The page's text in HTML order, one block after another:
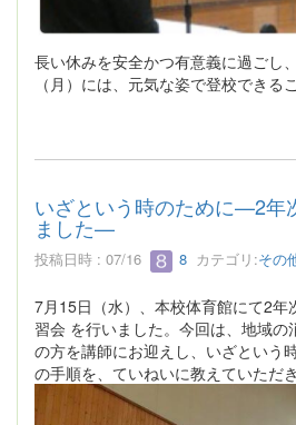
長い休みを安全かつ有意義に過ごし
（月）には、元気な姿で登校できる
いざという時のために—2年
ました—
投稿日時 : 07/16 8 カテゴリ:その
7月15日（水）、本校体育館にて2年
習会 を行いました。今回は、地域
の方を講師にお迎えし、いざという
の手順を、ていねいに教えていただ